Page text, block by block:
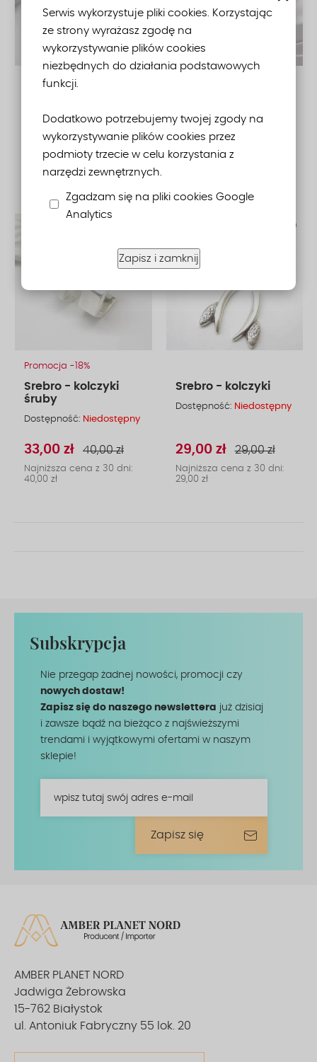
Serwis wykorzystuje pliki cookies. Korzystając
ze strony wyrażasz zgodę na
wykorzystywanie plików cookies
niezbędnych do działania podstawowych
funkcji.
Dodatkowo potrzebujemy twojej zgody na
wykorzystywanie plików cookies przez
podmioty trzecie w celu korzystania z
narzędzi zewnętrznych.
Zgadzam się na pliki cookies Google
Analytics
Zapisz i zamknij
w srebrze - kolczyki
Dostępność:Dostępny
155,00 zł
biglach otwartych
Dostępność:Dostępny
Promocja -18%
Srebro - kolczyki
śruby
Dostępność: Niedostępny
33,00 zł 40,00 zł
Najniższa cena z 30 dni:
40,00 zł
Srebro - kolczyki
Dostępność: Niedostępny
29,00 zł 29,00 zł
Najniższa cena z 30 dni:
29,00 zł
Subskrypcja
Nie przegap żadnej nowości, promocji czy
nowych dostaw!
Zapisz się do naszego newslettera już dzisiaj
i zawsze bądź na bieżąco z najświeższymi
trendami i wyjątkowymi ofertami w naszym
sklepie!
wpisz tutaj swój adres e-mail
Zapisz się
AMBER PLANET NORD
Jadwiga Żebrowska
15-762 Białystok
ul. Antoniuk Fabryczny 55 lok. 20